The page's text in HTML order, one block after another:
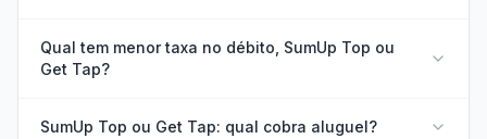
Qual tem menor taxa no débito, SumUp Top ou
Get Tap?
SumUp Top ou Get Tap: qual cobra aluguel?